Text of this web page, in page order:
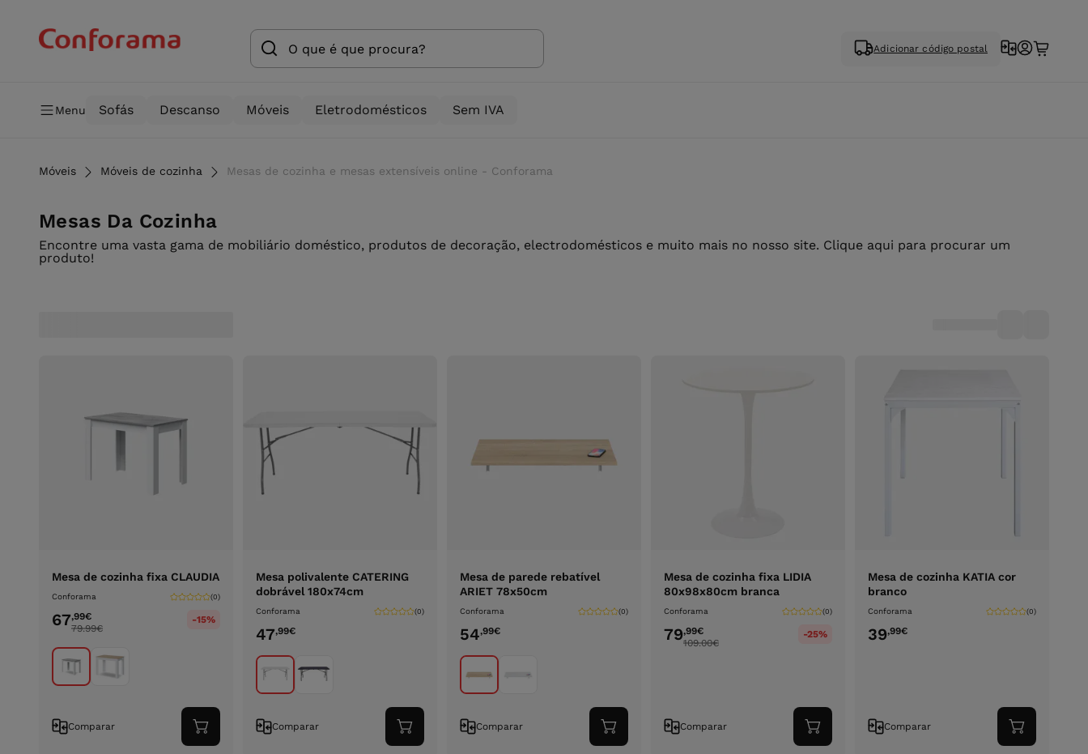
Adicionar código postal
Menu Sofás Descanso Móveis Eletrodomésticos Sem IVA
Móveis Móveis de cozinha Mesas de cozinha e mesas extensíveis online - Conforama
Mesas Da Cozinha
Encontre uma vasta gama de mobiliário doméstico, produtos de decoração, electrodomésticos e muito mais no nosso site. Clique aqui para procurar um
produto!
Mesa de cozinha fixa CLAUDIA
Conforama (0)
67,99€
79.99€
-15%
Comparar
Adicionar
ao
Mesa polivalente CATERING
dobrável 180x74cm
Conforama (0)
47,99€
Comparar
Adicionar
ao
Mesa de parede rebatível
ARIET 78x50cm
Conforama (0)
54,99€
Comparar
Adicionar
ao
Mesa de cozinha fixa LIDIA
80x98x80cm branca
Conforama (0)
79,99€
109.00€
-25%
Comparar
Adicionar
ao
Mesa de cozinha KATIA cor
branco
Conforama (0)
39,99€
Comparar
Adicionar
ao